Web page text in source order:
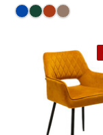
#0648a8
#154734
#ac3c17
#967b6a